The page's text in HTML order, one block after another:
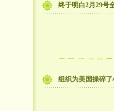
终于明白2月29号
组织为美国操碎